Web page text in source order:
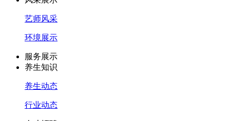
艺师风采
环境展示
服务展示
养生知识
养生动态
行业动态